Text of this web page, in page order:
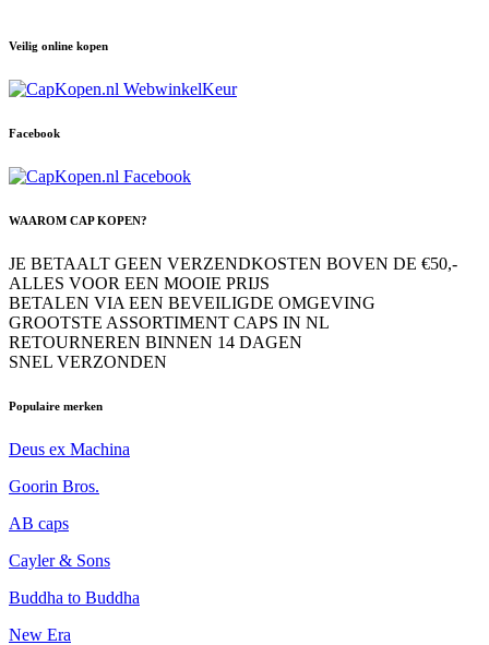
Veilig online kopen
Facebook
WAAROM CAP KOPEN?
JE BETAALT GEEN VERZENDKOSTEN BOVEN DE €50,-
ALLES VOOR EEN MOOIE PRIJS
BETALEN VIA EEN BEVEILIGDE OMGEVING
GROOTSTE ASSORTIMENT CAPS IN NL
RETOURNEREN BINNEN 14 DAGEN
SNEL VERZONDEN
Populaire merken
Deus ex Machina
Goorin Bros.
AB caps
Cayler & Sons
Buddha to Buddha
New Era